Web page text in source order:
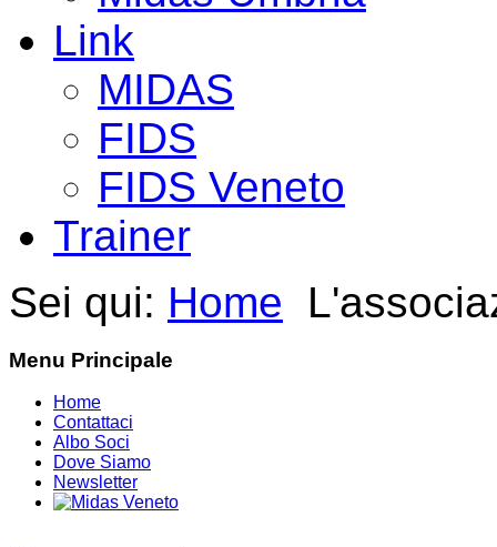
Link
MIDAS
FIDS
FIDS Veneto
Trainer
Sei qui: Home
Menu Principale
Home
Contattaci
Albo Soci
Dove Siamo
Newsletter